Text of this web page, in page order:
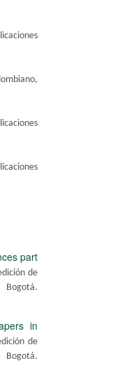
part
de
.
in
de
.